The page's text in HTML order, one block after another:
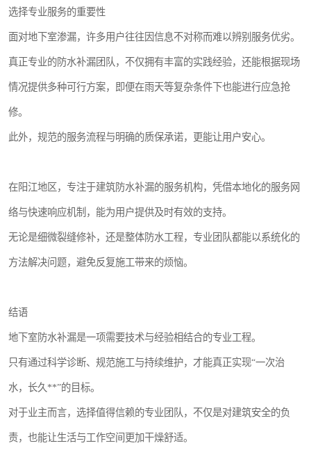
选择专业服务的重要性
面对地下室渗漏，许多用户往往因信息不对称而难以辨别服务优劣。
真正专业的防水补漏团队，不仅拥有丰富的实践经验，还能根据现场
情况提供多种可行方案，即便在雨天等复杂条件下也能进行应急抢
修。
此外，规范的服务流程与明确的质保承诺，更能让用户安心。
在阳江地区，专注于建筑防水补漏的服务机构，凭借本地化的服务网
络与快速响应机制，能为用户提供及时有效的支持。
无论是细微裂缝修补，还是整体防水工程，专业团队都能以系统化的
方法解决问题，避免反复施工带来的烦恼。
结语
地下室防水补漏是一项需要技术与经验相结合的专业工程。
只有通过科学诊断、规范施工与持续维护，才能真正实现“一次治
水，长久**”的目标。
对于业主而言，选择值得信赖的专业团队，不仅是对建筑安全的负
责，也能让生活与工作空间更加干燥舒适。